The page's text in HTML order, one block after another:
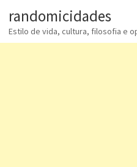
randomicidades
Estilo de vida, cultura, filosofia e